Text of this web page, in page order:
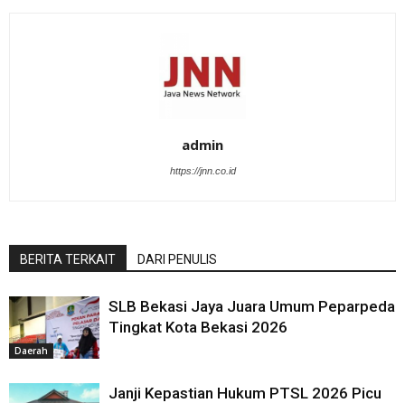
admin
https://jnn.co.id
BERITA TERKAIT DARI PENULIS
Daerah
SLB Bekasi Jaya Juara Umum Peparpeda
Tingkat Kota Bekasi 2026
Janji Kepastian Hukum PTSL 2026 Picu